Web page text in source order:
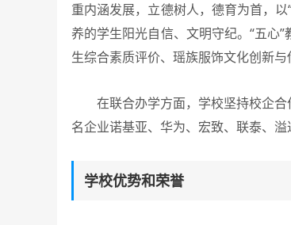
重内涵发展，立德树人，德育为首，
养的学生阳光自信、文明守纪。“五心
生综合素质评价、瑶族服饰文化创新
在联合办学方面，学校坚持校企合
名企业诺基亚、华为、宏致、联泰、溢
学校优势和荣誉